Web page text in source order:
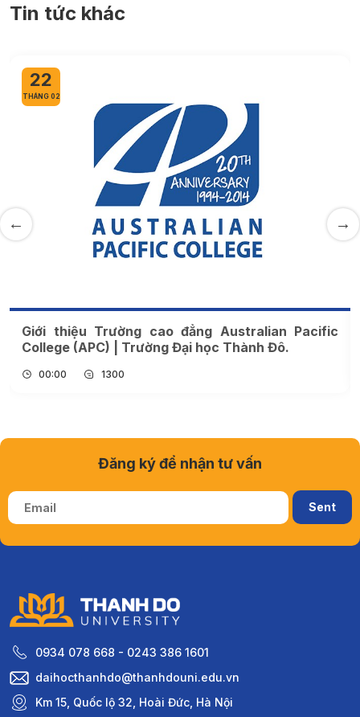
Tin tức khác
đẳng Australian Pacific
Đại học Thành Đô.
Giới thiệu Trường Đại
Quốc | Trường Đại
0934 078 668 - 0243 386 1601
daihocthanhdo@thanhdouni.edu.vn
Km 15, Quốc lộ 32, Hoài Đức, Hà Nội
Đăng ký để nhận tư vấn